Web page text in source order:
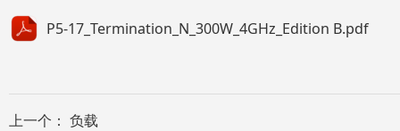
P5-17_Termination_N_300W_4GHz_Edition B.pdf
上一个： 负载